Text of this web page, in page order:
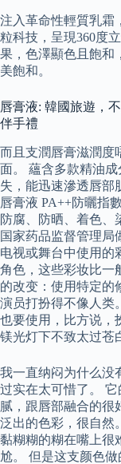
注入革命性輕質乳霜
粒科技，呈現360度
果，色澤顯色且飽和
美飽和。
唇膏液: 韓國旅遊，
伴手禮
而且支潤唇膏滋潤度
面。 蘊含多款精油
失，能迅速滲透唇部
唇膏液 PA++防曬指
防腐、防晒、着色、
国家药品监督管理局
电视或舞台中使用的
角色，这些彩妆比一
的改变：使用特定的
演员打扮得不像人类
也要使用，比方说，
镁光灯下不致太过苍
我一直纳闷为什么没
过实在太可惜了。
腻，跟唇部融合的很
泛出的色彩，很自然
黏糊糊的糊在嘴上很
尬。 但是这支颜色